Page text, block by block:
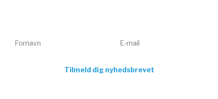
Tilmeld dig nyhedsbrevet